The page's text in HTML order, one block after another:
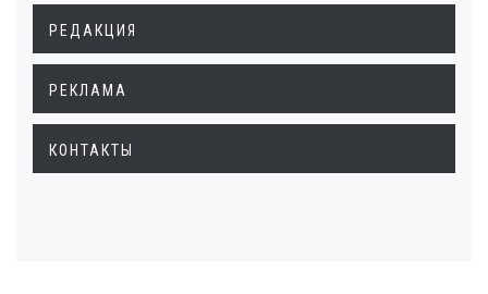
РЕДАКЦИЯ
РЕКЛАМА
КОНТАКТЫ